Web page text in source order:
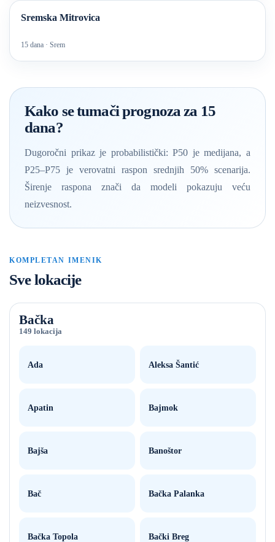
Sremska Mitrovica
15 dana · Srem
Kako se tumači prognoza za 15
dana?
Dugoročni prikaz je probabilistički: P50 je medijana, a
P25–P75 je verovatni raspon srednjih 50% scenarija.
Širenje raspona znači da modeli pokazuju veću
neizvesnost.
KOMPLETAN IMENIK
Sve lokacije
Bačka
149 lokacija
Ada Aleksa Šantić
Apatin Bajmok
Bajša Banoštor
Bač Bačka Palanka
Bačka Topola Bački Breg